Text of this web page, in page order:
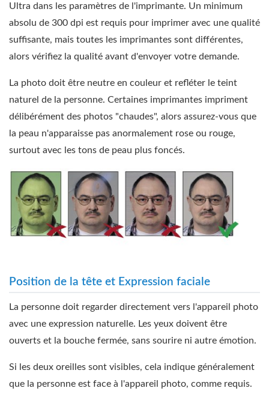
Ultra dans les paramètres de l'imprimante. Un minimum
absolu de 300 dpi est requis pour imprimer avec une qualité
suffisante, mais toutes les imprimantes sont différentes,
alors vérifiez la qualité avant d'envoyer votre demande.
La photo doit être neutre en couleur et refléter le teint
naturel de la personne. Certaines imprimantes impriment
délibérément des photos "chaudes", alors assurez-vous que
la peau n'apparaisse pas anormalement rose ou rouge,
surtout avec les tons de peau plus foncés.
Position de la tête et Expression faciale
La personne doit regarder directement vers l'appareil photo
avec une expression naturelle. Les yeux doivent être
ouverts et la bouche fermée, sans sourire ni autre émotion.
Si les deux oreilles sont visibles, cela indique généralement
que la personne est face à l'appareil photo, comme requis.